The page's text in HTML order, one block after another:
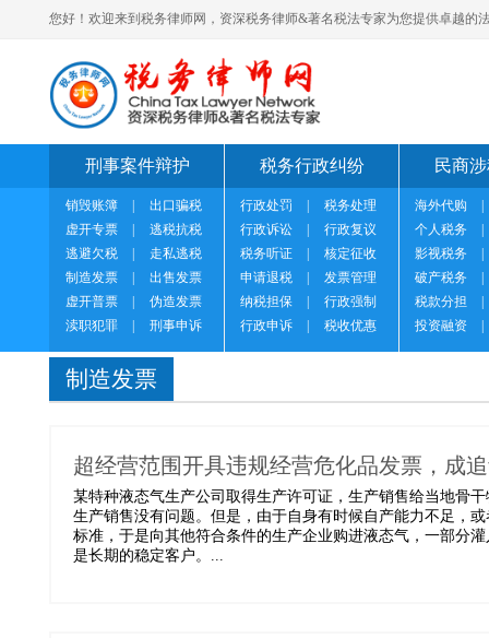
您好！欢迎来到税务律师网，资深税务律师&著名税法专家为您提供卓越的
刑事案件辩护
销毁账簿
出口骗税
虚开专票
逃税抗税
逃避欠税
走私逃税
制造发票
出售发票
虚开普票
伪造发票
渎职犯罪
刑事申诉
税务行政纠纷
行政处罚
税务处理
行政诉讼
行政复议
税务听证
核定征收
申请退税
发票管理
纳税担保
行政强制
行政申诉
税收优惠
民商
海外代购
个人税务
影视税务
破产税务
税款分担
投资融资
制造发票
超经营范围开具违规经营危化品发票，成
某特种液态气生产公司取得生产许可证，生产销售给当地骨
生产销售没有问题。但是，由于自身有时候自产能力不足，
标准，于是向其他符合条件的生产企业购进液态气，一部分
是长期的稳定客户。...